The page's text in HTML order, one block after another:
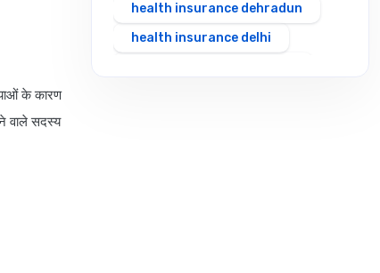
के कारण
वाले सदस्य
health insurance dehradun
health insurance delhi